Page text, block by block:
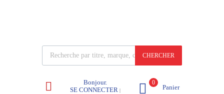
CHERCHER
Bonjour.
SE CONNECTER | Panier
0